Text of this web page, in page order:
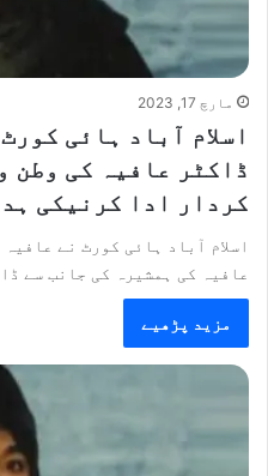
مارچ 17, 2023
اسلام آباد ہائی
ڈاکٹر عافیہ کی وطن
کردار ادا کرنیکی
اسلام آباد ہائی کورٹ نے
عافیہ کی ہمشیرہ کی جانب سے
مزید پڑھیے